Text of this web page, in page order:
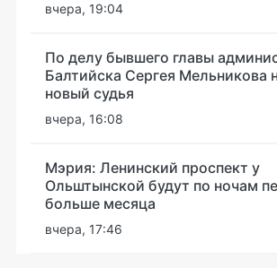
вчера, 19:04
По делу бывшего главы
Балтийска Сергея Мельникова
новый судья
вчера, 16:08
Мэрия: Ленинский проспект у
Ольштынской будут по ночам
больше месяца
вчера, 17:46